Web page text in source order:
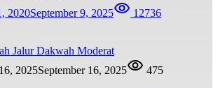
2020September 9, 2025 12736
Jalur Dakwah Moderat
2025September 16, 2025
475